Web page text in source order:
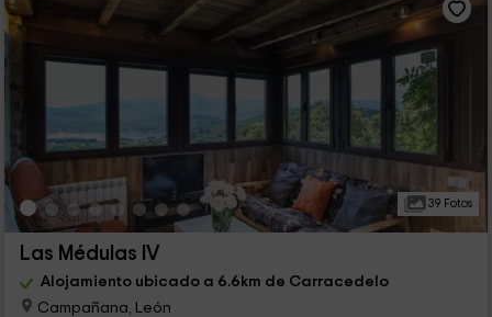
39 Fotos
Las Médulas IV
Alojamiento ubicado a 6.6km de Carracedelo
Campañana, León